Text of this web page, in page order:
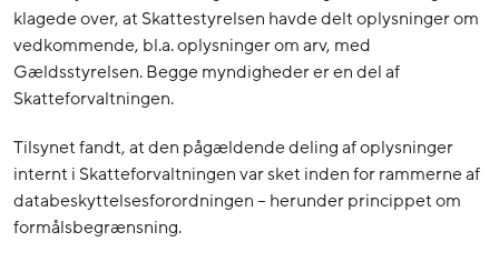
klagede over, at Skattestyrelsen havde delt oplysninger om
vedkommende, bl.a. oplysninger om arv, med
Gældsstyrelsen. Begge myndigheder er en del af
Skatteforvaltningen.
Tilsynet fandt, at den pågældende deling af oplysninger
internt i Skatteforvaltningen var sket inden for rammerne af
databeskyttelsesforordningen – herunder princippet om
formålsbegrænsning.